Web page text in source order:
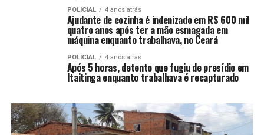
POLICIAL 4 anos atrás
Ajudante de cozinha é indenizado em R$ 600 mil
quatro anos após ter a mão esmagada em
máquina enquanto trabalhava, no Ceará
POLICIAL 4 anos atrás
Após 5 horas, detento que fugiu de presídio em
Itaitinga enquanto trabalhava é recapturado